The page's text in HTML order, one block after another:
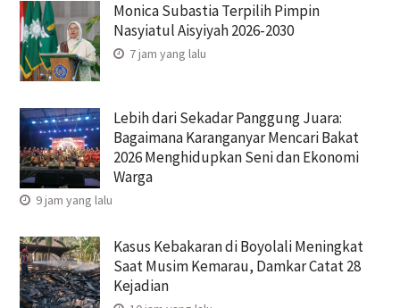
Monica Subastia Terpilih Pimpin
Nasyiatul Aisyiyah 2026-2030
7 jam yang lalu
Lebih dari Sekadar Panggung Juara:
Bagaimana Karanganyar Mencari Bakat
2026 Menghidupkan Seni dan Ekonomi
Warga
9 jam yang lalu
Kasus Kebakaran di Boyolali Meningkat
Saat Musim Kemarau, Damkar Catat 28
Kejadian